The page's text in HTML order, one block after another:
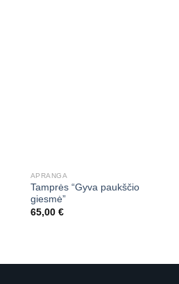
APRANGA
Tamprės “Gyva paukščio
giesmė”
65,00 €